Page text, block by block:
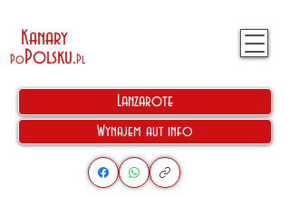
Kanary
PoPolsku.Pl
Lanzarote
Wynajem aut info